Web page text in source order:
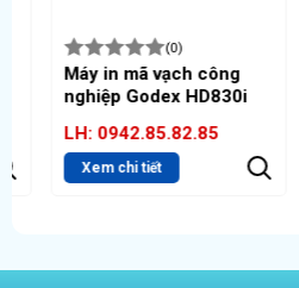
(0)
Máy in mã vạch công
nghiệp Godex HD830i
LH: 0942.85.82.85
Xem chi tiết